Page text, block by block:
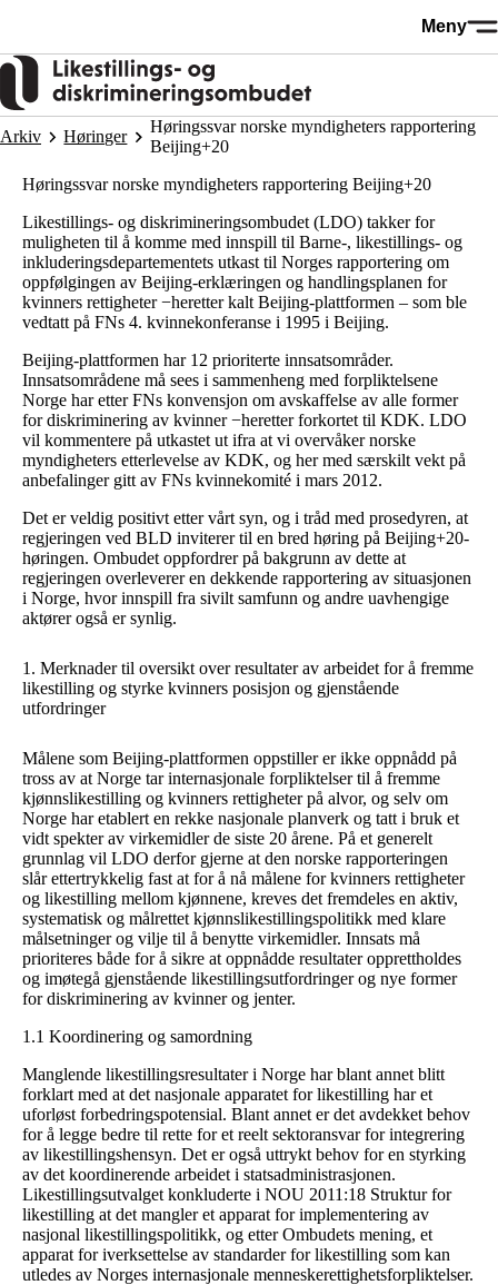
Meny
Arkiv Høringer
Høringssvar norske myndigheters rapportering
Beijing+20
Høringssvar norske myndigheters rapportering Beijing+20
Likestillings- og diskrimineringsombudet (LDO) takker for
muligheten til å komme med innspill til Barne-, likestillings- og
inkluderingsdepartementets utkast til Norges rapportering om
oppfølgingen av Beijing-erklæringen og handlingsplanen for
kvinners rettigheter −heretter kalt Beijing-plattformen – som ble
vedtatt på FNs 4. kvinnekonferanse i 1995 i Beijing.
Beijing-plattformen har 12 prioriterte innsatsområder.
Innsatsområdene må sees i sammenheng med forpliktelsene
Norge har etter FNs konvensjon om avskaffelse av alle former
for diskriminering av kvinner −heretter forkortet til KDK. LDO
vil kommentere på utkastet ut ifra at vi overvåker norske
myndigheters etterlevelse av KDK, og her med særskilt vekt på
anbefalinger gitt av FNs kvinnekomité i mars 2012.
Det er veldig positivt etter vårt syn, og i tråd med prosedyren, at
regjeringen ved BLD inviterer til en bred høring på Beijing+20-
høringen. Ombudet oppfordrer på bakgrunn av dette at
regjeringen overleverer en dekkende rapportering av situasjonen
i Norge, hvor innspill fra sivilt samfunn og andre uavhengige
aktører også er synlig.
1. Merknader til oversikt over resultater av arbeidet for å fremme
likestilling og styrke kvinners posisjon og gjenstående
utfordringer
Målene som Beijing-plattformen oppstiller er ikke oppnådd på
tross av at Norge tar internasjonale forpliktelser til å fremme
kjønnslikestilling og kvinners rettigheter på alvor, og selv om
Norge har etablert en rekke nasjonale planverk og tatt i bruk et
vidt spekter av virkemidler de siste 20 årene. På et generelt
grunnlag vil LDO derfor gjerne at den norske rapporteringen
slår ettertrykkelig fast at for å nå målene for kvinners rettigheter
og likestilling mellom kjønnene, kreves det fremdeles en aktiv,
systematisk og målrettet kjønnslikestillingspolitikk med klare
målsetninger og vilje til å benytte virkemidler. Innsats må
prioriteres både for å sikre at oppnådde resultater opprettholdes
og imøtegå gjenstående likestillingsutfordringer og nye former
for diskriminering av kvinner og jenter.
1.1 Koordinering og samordning
Manglende likestillingsresultater i Norge har blant annet blitt
forklart med at det nasjonale apparatet for likestilling har et
uforløst forbedringspotensial. Blant annet er det avdekket behov
for å legge bedre til rette for et reelt sektoransvar for integrering
av likestillingshensyn. Det er også uttrykt behov for en styrking
av det koordinerende arbeidet i statsadministrasjonen.
Likestillingsutvalget konkluderte i NOU 2011:18 Struktur for
likestilling at det mangler et apparat for implementering av
nasjonal likestillingspolitikk, og etter Ombudets mening, et
apparat for iverksettelse av standarder for likestilling som kan
utledes av Norges internasjonale menneskerettighetsforpliktelser.